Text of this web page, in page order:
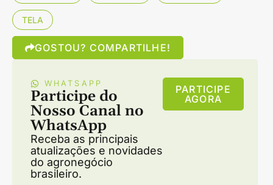
TELA
GOSTOU? COMPARTILHE!
WHATSAPP
Participe do
Nosso Canal no
WhatsApp
Receba as principais
atualizações e novidades
do agronegócio
brasileiro.
PARTICIPE
AGORA